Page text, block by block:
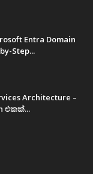
Entra Domain
Step...
Architecture –
එකක්...